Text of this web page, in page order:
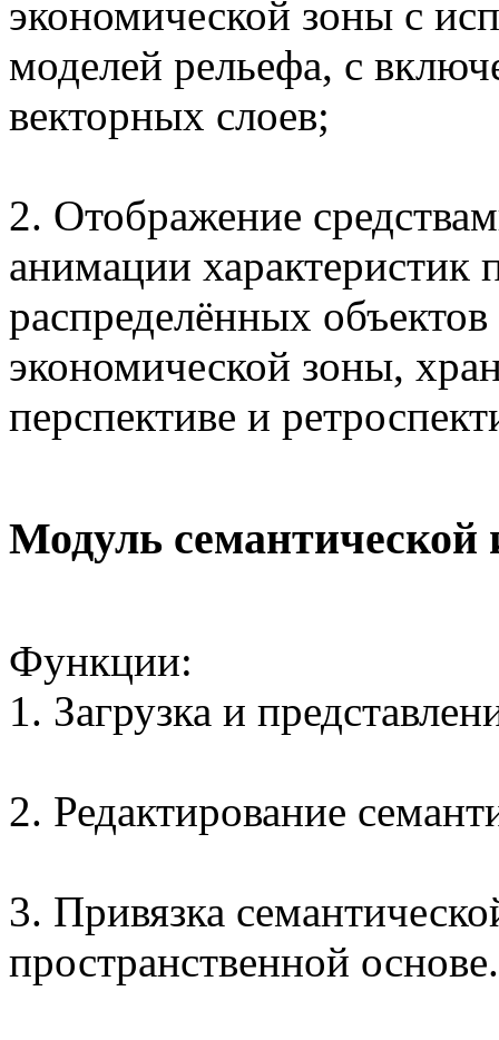
экономической зоны с
моделей рельефа, с
векторных слоев;
2. Отображение
анимации характеристик
распределённых
экономической зоны,
перспективе и
Модуль
Функции:
1. Загрузка и
2. Редактирование
3. Привязка
пространственной основе.